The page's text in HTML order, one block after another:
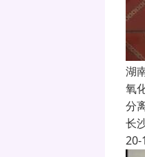
湖
氧
分
长
20-